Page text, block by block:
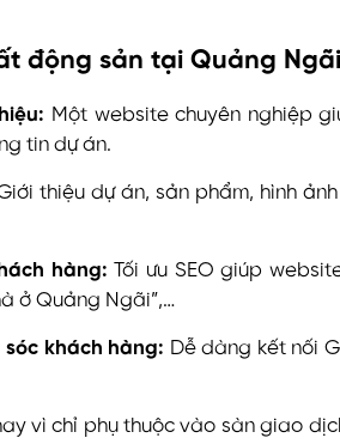
động sản tại Quảng
Một website chuyên nghiệp
tin dự án.
thiệu dự án, sản phẩm, hình
hàng: Tối ưu SEO giúp
ở Quảng Ngãi”,…
khách hàng: Dễ dàng kết nối
vì chỉ phụ thuộc vào sàn giao